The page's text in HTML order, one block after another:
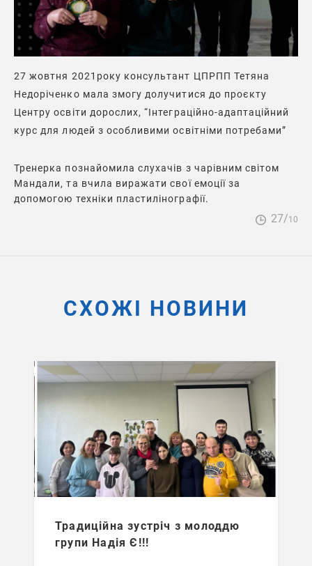
27 жовтня 2021року консультант ЦПРПП Тетяна
Недоріченко мала змогу долучитися до проєкту
Центру освіти дорослих, “Інтеграційно-адаптаційний
курс для людей з особливими освітніми потребами”
Тренерка познайомила слухачів з чарівним світом
Мандали, та вчила виражати свої емоції за
допомогою техніки пластилінографії.
27/10
СХОЖІ НОВИНИ
Традиційна зустріч з молоддю
групи Надія Є!!!